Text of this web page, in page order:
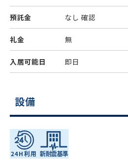
預託金 なし 確認
礼金 無
入居可能日 即日
設備